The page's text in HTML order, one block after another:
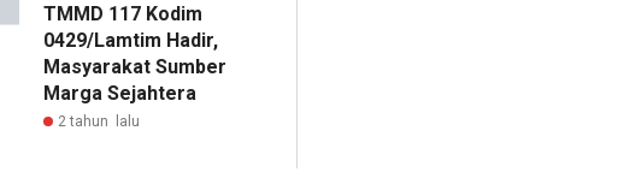
TMMD 117 Kodim
0429/Lamtim Hadir,
Masyarakat Sumber
Marga Sejahtera
2 tahun lalu